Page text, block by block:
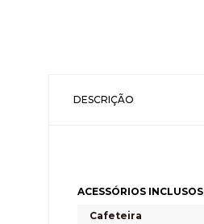
DESCRIÇÃO
ACESSÓRIOS INCLUSOS
Cafeteira